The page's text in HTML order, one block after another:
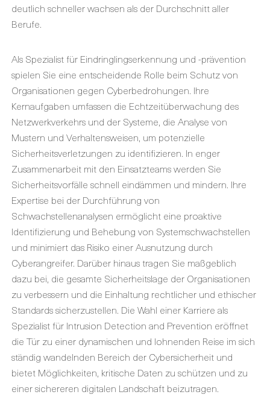
deutlich schneller wachsen als der Durchschnitt aller
Berufe.
Als Spezialist für Eindringlingserkennung und -prävention
spielen Sie eine entscheidende Rolle beim Schutz von
Organisationen gegen Cyberbedrohungen. Ihre
Kernaufgaben umfassen die Echtzeitüberwachung des
Netzwerkverkehrs und der Systeme, die Analyse von
Mustern und Verhaltensweisen, um potenzielle
Sicherheitsverletzungen zu identifizieren. In enger
Zusammenarbeit mit den Einsatzteams werden Sie
Sicherheitsvorfälle schnell eindämmen und mindern. Ihre
Expertise bei der Durchführung von
Schwachstellenanalysen ermöglicht eine proaktive
Identifizierung und Behebung von Systemschwachstellen
und minimiert das Risiko einer Ausnutzung durch
Cyberangreifer. Darüber hinaus tragen Sie maßgeblich
dazu bei, die gesamte Sicherheitslage der Organisationen
zu verbessern und die Einhaltung rechtlicher und ethischer
Standards sicherzustellen. Die Wahl einer Karriere als
Spezialist für Intrusion Detection and Prevention eröffnet
die Tür zu einer dynamischen und lohnenden Reise im sich
ständig wandelnden Bereich der Cybersicherheit und
bietet Möglichkeiten, kritische Daten zu schützen und zu
einer sichereren digitalen Landschaft beizutragen.